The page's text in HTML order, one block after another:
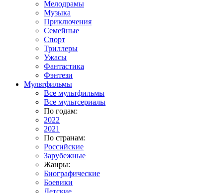
Мелодрамы
Музыка
Приключения
Семейные
Спорт
Триллеры
Ужасы
Фантастика
Фэнтези
Мультфильмы
Все мультфильмы
Все мультсериалы
По годам:
2022
2021
По странам:
Российские
Зарубежные
Жанры:
Биографические
Боевики
Детские